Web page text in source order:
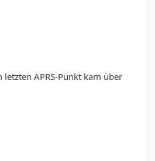
APRS-Punkt kam über